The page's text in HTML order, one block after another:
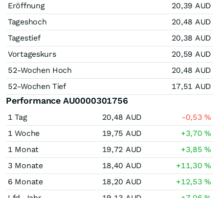
Eröffnung
20,39 AUD
Tageshoch
20,48 AUD
Tagestief
20,38 AUD
Vortageskurs
20,59 AUD
52-Wochen Hoch
20,48 AUD
52-Wochen Tief
17,51 AUD
Performance AU0000301756
1 Tag 20,48 AUD -0,53%
1 Woche
19,75 AUD +3,70%
1 Monat
19,72 AUD +3,85%
3 Monate
18,40 AUD +11,30%
6 Monate
18,20 AUD +12,53%